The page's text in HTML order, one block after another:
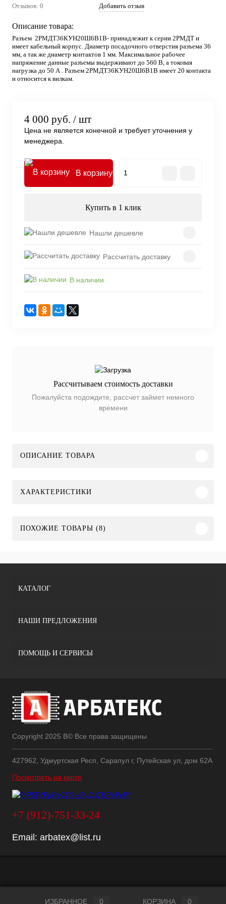
Отзывов: 0 Добавить отзыв
Описание товара:
Разъем 2РМДТ36КУН20Ш6В1В- принадлежит к серии 2РМДТ и
имеет кабельный корпус. Диаметр посадочного отверстия разъема 36
мм, а так же диаметр контактов 1 мм. Максимальное рабочее
напряжение данные разъемы выдерживают до 560 В, а токовая
нагрузка до 50 А . Разъем 2РМДТ36КУН20Ш6В1В имеет 20 контакта
и относится к вилкам.
4 000 руб. / шт
Цена не является конечной и требует уточнения у
менеджера.
В корзину
Купить в 1 клик
Нашли дешевле
Рассчитать доставку
В наличии
Рассчитываем стоимость доставки
Пожалуйста подождите, рассчет займет немного
времени
ОПИСАНИЕ ТОВАРА
ХАРАКТЕРИСТИКИ
ПОХОЖИЕ ТОВАРЫ (8)
КАТАЛОГ
НАШИ ПРЕДЛОЖЕНИЯ
ПОМОЩЬ И СЕРВИСЫ
Copyright 2025 В© Все права защищены
427962, Удмуртская Респ, Сарапул г, Путейская ул, дом 62А
Посмотреть на карте
+7 (912)-751-33-24
Email: arbatex@list.ru
ИЗБРАННОЕ 0 КОРЗИНА 0